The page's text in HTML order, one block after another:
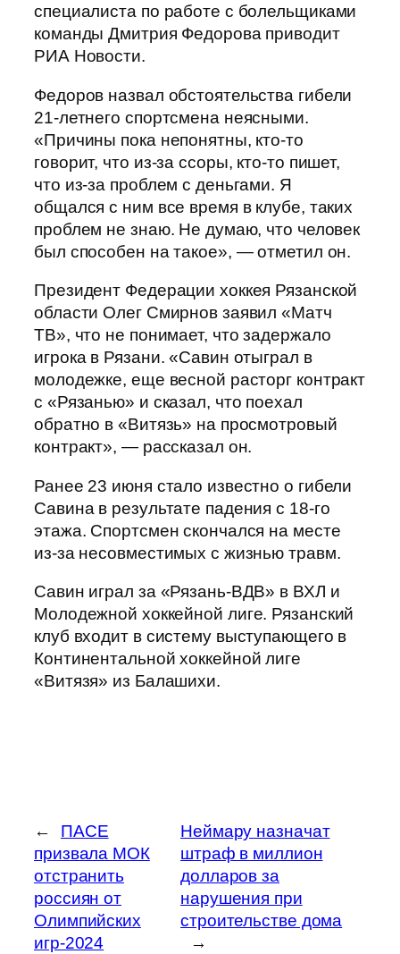
специалиста по работе с болельщиками
команды Дмитрия Федорова приводит
РИА Новости.
Федоров назвал обстоятельства гибели
21-летнего спортсмена неясными.
«Причины пока непонятны, кто-то
говорит, что из-за ссоры, кто-то пишет,
что из-за проблем с деньгами. Я
общался с ним все время в клубе, таких
проблем не знаю. Не думаю, что человек
был способен на такое», — отметил он.
Президент Федерации хоккея Рязанской
области Олег Смирнов заявил «Матч
ТВ», что не понимает, что задержало
игрока в Рязани. «Савин отыграл в
молодежке, еще весной расторг контракт
с «Рязанью» и сказал, что поехал
обратно в «Витязь» на просмотровый
контракт», — рассказал он.
Ранее 23 июня стало известно о гибели
Савина в результате падения с 18-го
этажа. Спортсмен скончался на месте
из-за несовместимых с жизнью травм.
Савин играл за «Рязань‑ВДВ» в ВХЛ и
Молодежной хоккейной лиге. Рязанский
клуб входит в систему выступающего в
Континентальной хоккейной лиге
«Витязя» из Балашихи.
←
ПАСЕ
призвала МОК
отстранить
россиян от
Олимпийских
игр-2024
Неймару назначат
штраф в миллион
долларов за
нарушения при
строительстве дома
→